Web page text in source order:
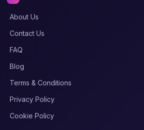
About Us
Contact Us
FAQ
Blog
Terms & Conditions
Privacy Policy
Cookie Policy